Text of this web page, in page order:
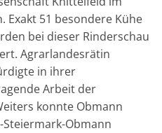
51 besondere Kühe
bei dieser Rinderschau
Agrarlandesrätin
in ihrer
Arbeit der
konnte Obmann
Obmann